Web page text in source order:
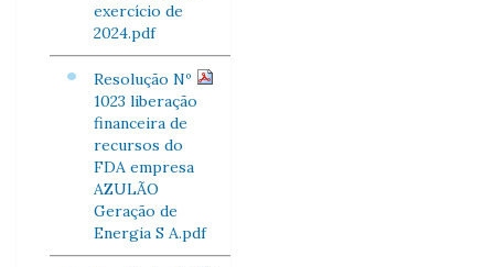
exercício de
2024.pdf
Resolução Nº
1023 liberação
financeira de
recursos do
FDA empresa
AZULÃO
Geração de
Energia S A.pdf